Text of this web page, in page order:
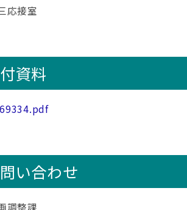
応接室
資料
69334.pdf
い合わせ